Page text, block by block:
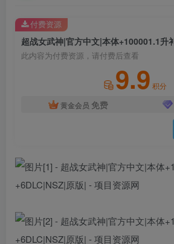
此内容为付费资源，请付费后查看
9.9 积分
黄金会员 免费
付费资源